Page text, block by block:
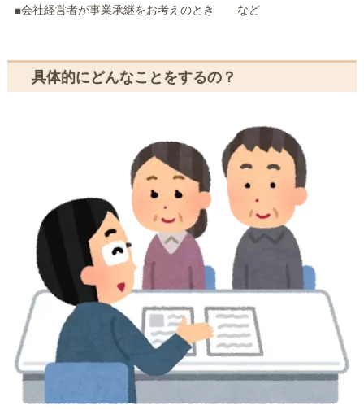
■会社経営者が事業承継をお考えのとき など
具体的にどんなことをするの？